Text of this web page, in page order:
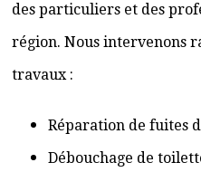
des particuliers et des
région. Nous intervenons
travaux :
Réparation de fuites
Débouchage de